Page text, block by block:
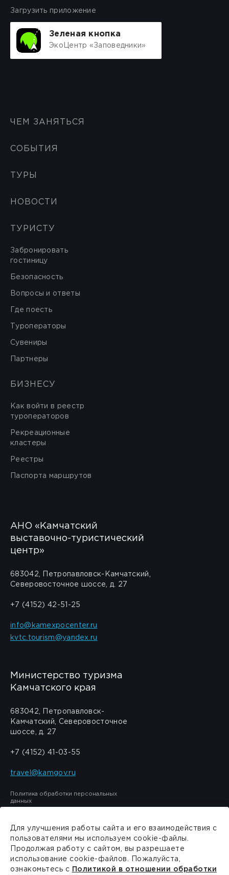
Загрузить приложение
Зеленая кнопка
ЭкоЦентр «Заповедники»
ЧЕМ ЗАНЯТЬСЯ
СОБЫТИЯ
ТУРЫ
НОВОСТИ
ТУРИСТУ
Забронировать
гостиницу
Безопасность
Вопросы и ответы
Где поесть
Туроператоры
Сувениры
Партнеры
БИЗНЕСУ
Как войти в реестр
туроператоров
Рекреационные
кластеры
Реестры
Паспорта маршрутов
АНО «Камчатский
выставочно-туристический
центр»
683042, Петропавловск-Камчатский,
Северовосточное шоссе, д. 27
+7 (4152) 42-51-25
info@kamexpocenter.ru
kvtc.tourism@yandex.ru
Министерство туризма
Камчатского края
683042, Петропавловск-
Камчатский, Северовосточное
шоссе, д. 27
+7 (4152) 41-03-55
travel@kamgov.ru
Политика обработки персональных
данных
Сделано в
Для улучшения работы сайта и его взаимодействия с
пользователями мы используем cookie-файлы.
Продолжая работу с сайтом, вы разрешаете
использование cookie-файлов. Пожалуйста,
ознакомьтесь с Политикой в отношении обработки